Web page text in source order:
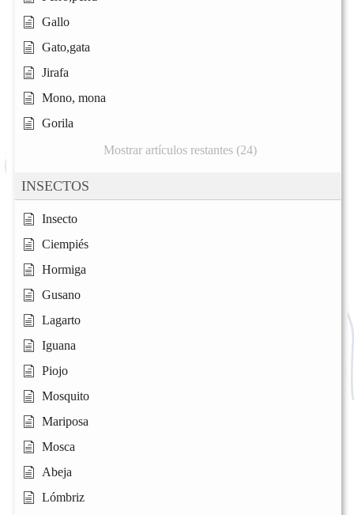
Gallo
Gato,gata
Jirafa
Mono, mona
Gorila
Mostrar artículos restantes (24)
INSECTOS
Insecto
Ciempiés
Hormiga
Gusano
Lagarto
Iguana
Piojo
Mosquito
Mariposa
Mosca
Abeja
Lómbriz